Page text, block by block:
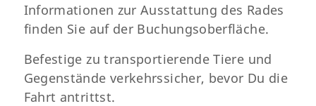
Informationen zur Ausstattung des Rades
finden Sie auf der Buchungsoberfläche.
Befestige zu transportierende Tiere und
Gegenstände verkehrssicher, bevor Du die
Fahrt antrittst.